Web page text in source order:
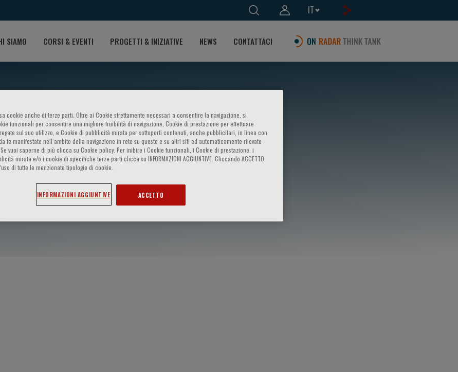
IT
SIAMO CORSI & EVENTI PROGETTI & INIZIATIVE NEWS CONTATTACI
cookie anche di terze parti. Oltre ai Cookie strettamente necessari a consentire la navigazione, si
funzionali per consentire una migliore fruibilità di navigazione, Cookie di prestazione per effettuare
sul suo utilizzo, e Cookie di pubblicità mirata per sottoporti contenuti, anche pubblicitari, in linea con
te manifestate nell‘ambito della navigazione in rete su questo e su altri siti ed automaticamente rilevate
vuoi saperne di più clicca su Cookie policy. Per inibire i Cookie funzionali, i Cookie di prestazione, i
mirata e/o i cookie di specifiche terze parti clicca su INFORMAZIONI AGGIUNTIVE. Cliccando ACCETTO
di tutte le menzionate tipologie di cookie.
INFORMAZIONI AGGIUNTIVE ACCETTO